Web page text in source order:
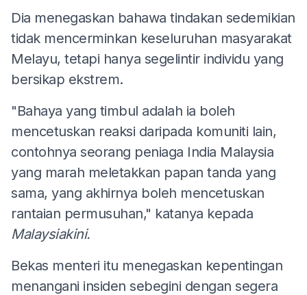
Dia menegaskan bahawa tindakan sedemikian
tidak mencerminkan keseluruhan masyarakat
Melayu, tetapi hanya segelintir individu yang
bersikap ekstrem.
"Bahaya yang timbul adalah ia boleh
mencetuskan reaksi daripada komuniti lain,
contohnya seorang peniaga India Malaysia
yang marah meletakkan papan tanda yang
sama, yang akhirnya boleh mencetuskan
rantaian permusuhan," katanya kepada
Malaysiakini.
Bekas menteri itu menegaskan kepentingan
menangani insiden sebegini dengan segera